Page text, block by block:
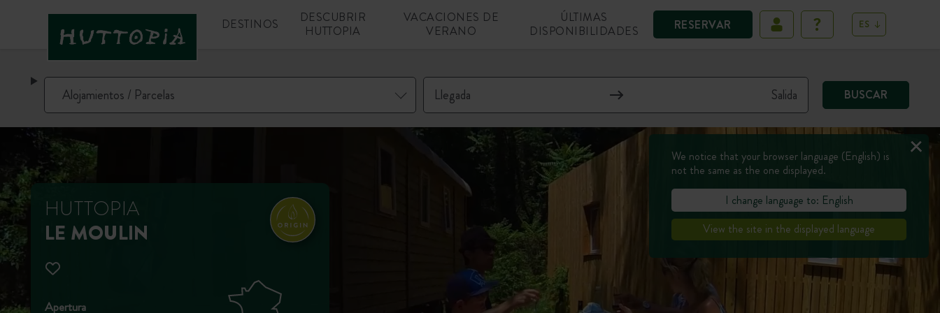
RESERVAR
DESTINOS
DESCUBRIR
HUTTOPIA
VACACIONES DE
VERANO
ÚLTIMAS
DISPONIBILIDADES
ES
BUSCAR
HUTTOPIA
LE MOULIN
Apertura
We notice that your browser language (English) is
not the same as the one displayed.
I change language to: English
View the site in the displayed language